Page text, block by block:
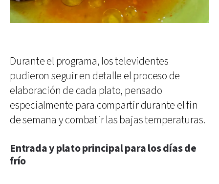
Durante el programa, los televidentes
pudieron seguir en detalle el proceso de
elaboración de cada plato, pensado
especialmente para compartir durante el fin
de semana y combatir las bajas temperaturas.
Entrada y plato principal para los días de
frío